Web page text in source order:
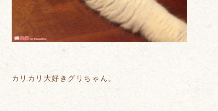
カリカリ大好きグリちゃん。